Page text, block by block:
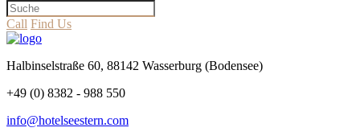
Call Find Us
Halbinselstraße 60, 88142 Wasserburg (Bodensee)
+49 (0) 8382 - 988 550
info@hotelseestern.com